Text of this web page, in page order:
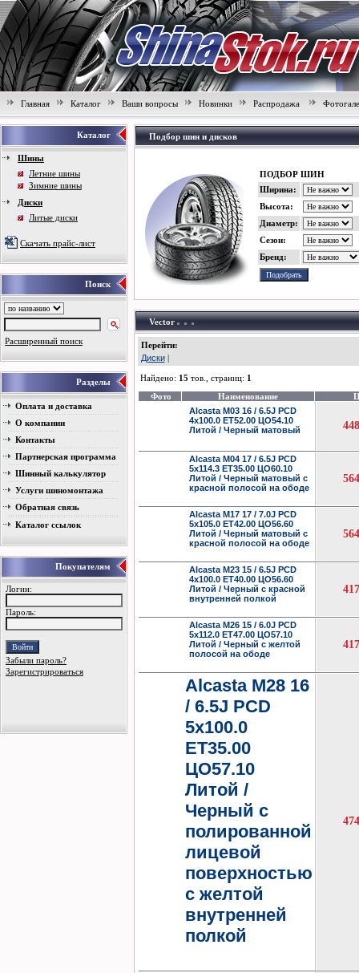
Главная Каталог Ваши вопросы Новинки Распродажа
Каталог
Шины
Летние шины
Зимние шины
Диски
Литые диски
Скачать прайс-лист
Поиск
Расширенный поиск
Разделы
Оплата и доставка
О компании
Контакты
Партнерская программа
Шинный калькулятор
Услуги шиномонтажа
Обратная связь
Каталог ссылок
Покупателям
Логин:
Пароль:
Забыли пароль?
Зарегистрироваться
Подбор шин и дисков
ПОДБОР ШИН
Ширина:
Высота:
Диаметр:
Сезон:
Бренд:
Vector
Перейти:
Диски|
Найдено: 15 тов., страниц: 1
Фото
Наименование
Alcasta M03 16 / 6.5J PCD
4x100.0 ET52.00 ЦО54.10
Литой / Черный матовый
Alcasta M04 17 / 6.5J PCD
5x114.3 ET35.00 ЦО60.10
Литой / Черный матовый с
красной полосой на ободе
Alcasta M17 17 / 7.0J PCD
5x105.0 ET42.00 ЦО56.60
Литой / Черный матовый с
красной полосой на ободе
Alcasta M23 15 / 6.5J PCD
4x100.0 ET40.00 ЦО56.60
Литой / Черный с красной
внутренней полкой
Alcasta M26 15 / 6.0J PCD
5x112.0 ET47.00 ЦО57.10
Литой / Черный с желтой
полосой на ободе
Alcasta M28 16
/ 6.5J PCD
5x100.0
ET35.00
ЦО57.10
Литой /
Черный с
полированной
лицевой
поверхностью
с желтой
внутренней
полкой